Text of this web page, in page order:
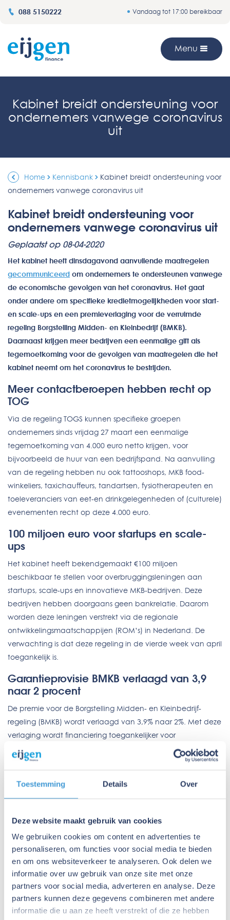
Toestemming Details Over
Deze website maakt gebruik van cookies
We gebruiken cookies om content en advertenties te
personaliseren, om functies voor social media te bieden
en om ons websiteverkeer te analyseren. Ook delen we
informatie over uw gebruik van onze site met onze
partners voor social media, adverteren en analyse. Deze
partners kunnen deze gegevens combineren met andere
informatie die u aan ze heeft verstrekt of die ze hebben
088 5150222 Vandaag tot 17:00 bereikbaar
Menu
Kabinet breidt ondersteuning voor
ondernemers vanwege coronavirus
uit
Home Kennisbank
Kabinet breidt ondersteuning voor
ondernemers vanwege coronavirus uit
Kabinet breidt ondersteuning voor
ondernemers vanwege coronavirus uit
Geplaatst op 08-04-2020
Het kabinet heeft dinsdagavond aanvullende maatregelen
gecommuniceerd om ondernemers te ondersteunen vanwege
de economische gevolgen van het coronavirus. Het gaat
onder andere om specifieke kredietmogelijkheden voor start-
en scale-ups en een premieverlaging voor de verruimde
regeling Borgstelling Midden- en Kleinbedrijf (BMKB).
Daarnaast krijgen meer bedrijven een eenmalige gift als
tegemoetkoming voor de gevolgen van maatregelen die het
kabinet neemt om het coronavirus te bestrijden.
Meer contactberoepen hebben recht op
TOG
Via de regeling TOGS kunnen specifieke groepen
ondernemers sinds vrijdag 27 maart een eenmalige
tegemoetkoming van 4.000 euro netto krijgen, voor
bijvoorbeeld de huur van een bedrijfspand. Na aanvulling
van de regeling hebben nu ook tattooshops, MKB food-
winkeliers, taxichauffeurs, tandartsen, fysiotherapeuten en
toeleveranciers van eet-en drinkgelegenheden of (culturele)
evenementen recht op deze 4.000 euro.
100 miljoen euro voor startups en scale-
ups
Het kabinet heeft bekendgemaakt €100 miljoen
beschikbaar te stellen voor overbruggingsleningen aan
startups, scale-ups en innovatieve MKB-bedrijven. Deze
bedrijven hebben doorgaans geen bankrelatie. Daarom
worden deze leningen verstrekt via de regionale
ontwikkelingsmaatschappijen (ROM’s) in Nederland. De
verwachting is dat deze regeling in de vierde week van april
toegankelijk is.
Garantieprovisie BMKB verlaagd van 3,9
naar 2 procent
De premie voor de Borgstelling Midden- en Kleinbedrijf-
regeling (BMKB) wordt verlaagd van 3,9% naar 2%. Met deze
verlaging wordt financiering toegankelijker voor
ondernemers. Daarnaast wordt het garantiebudget van de
BMKB verhoogd van de beschikbare 765 miljoen euro naar
accrediteren om hun bestaande klanten te financieren
onder deBMKB-c.
Het ondersteunen van ondernemers in hun behoefte naar
geld is de laatste jaren steeds complexer geworden door het
toenemende aanbod van financiers en oplossingen. Nu is
dat helemaal het geval. Financieringsadviseur is een
specialisme geworden en daaromadviseertde
onafhankelijke Stichting MKB Financiering om je in deze tijd
je te laten ondersteunen door vakmensen.